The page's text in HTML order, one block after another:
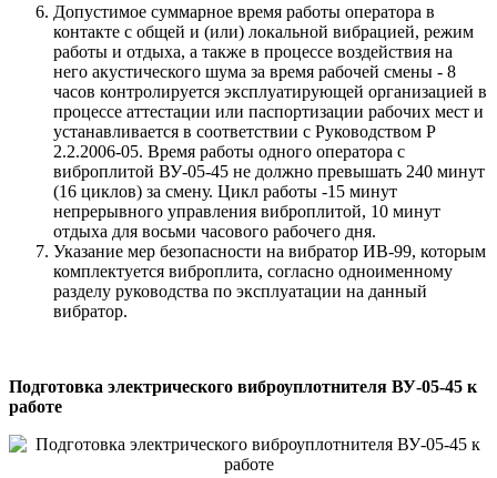
Допустимое суммарное время работы оператора в
контакте с общей и (или) локальной вибрацией, режим
работы и отдыха, а также в процессе воздействия на
него акустического шума за время рабочей смены - 8
часов контролируется эксплуатирующей организацией в
процессе аттестации или паспортизации рабочих мест и
устанавлива­ется в соответствии с Руководством Р
2.2.2006-05. Время работы од­ного оператора с
виброплитой ВУ-05-45 не должно превышать 240 минут
(16 циклов) за смену. Цикл работы -15 минут
непрерывного управления виброплитой, 10 минут
отдыха для восьми часового рабочего дня.
Указание мер безопасности на вибратор ИВ-99, которым
комплекту­ется виброплита, согласно одноименному
разделу руководства по эксплуатации на данный
вибратор.
Подготовка электрического виброуплотнителя ВУ-05-45 к
работе